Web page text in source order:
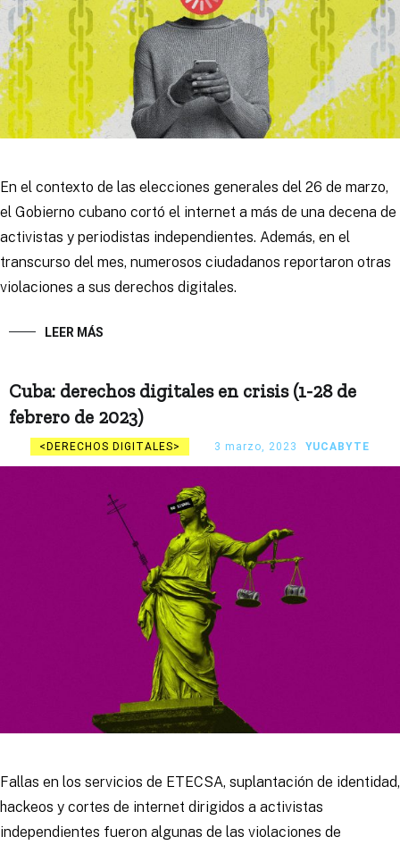
En el contexto de las elecciones generales del 26 de marzo,
el Gobierno cubano cortó el internet a más de una decena de
activistas y periodistas independientes. Además, en el
transcurso del mes, numerosos ciudadanos reportaron otras
violaciones a sus derechos digitales.
LEER MÁS
Cuba: derechos digitales en crisis (1-28 de
febrero de 2023)
DERECHOS DIGITALES 3 marzo, 2023 YUCABYTE
Fallas en los servicios de ETECSA, suplantación de identidad,
hackeos y cortes de internet dirigidos a activistas
independientes fueron algunas de las violaciones de